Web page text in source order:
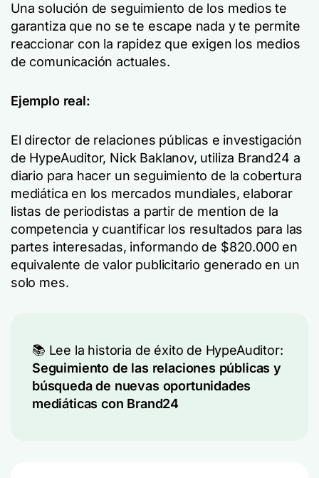
Una solución de seguimiento de los medios te
garantiza que no se te escape nada y te permite
reaccionar con la rapidez que exigen los medios
de comunicación actuales.
Ejemplo real:
El director de relaciones públicas e investigación
de HypeAuditor, Nick Baklanov, utiliza Brand24 a
diario para hacer un seguimiento de la cobertura
mediática en los mercados mundiales, elaborar
listas de periodistas a partir de mention de la
competencia y cuantificar los resultados para las
partes interesadas, informando de $820.000 en
equivalente de valor publicitario generado en un
solo mes.
📚 Lee la historia de éxito de HypeAuditor:
Seguimiento de las relaciones públicas y
búsqueda de nuevas oportunidades
mediáticas con Brand24